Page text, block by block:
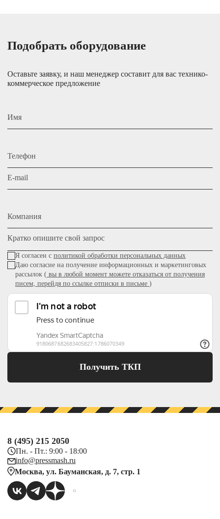
Подобрать оборудование
Оставьте заявку, и наш менеджер составит для вас технико-
коммерческое предложение
Имя
Телефон
E-mail
Компания
Кратко опишите свой запрос
Я согласен с политикой обработки персональных данных
Даю согласие на получение информационных и маркетинговых
рассылок ( вы в любой момент можете отказаться от получения
писем, перейдя по ссылке отписки в письме )
Получить ТКП
8 (495) 215 2050
Пн. - Пт.: 9:00 - 18:00
info@pressmash.ru
Москва, ул. Бауманская, д. 7, стр. 1